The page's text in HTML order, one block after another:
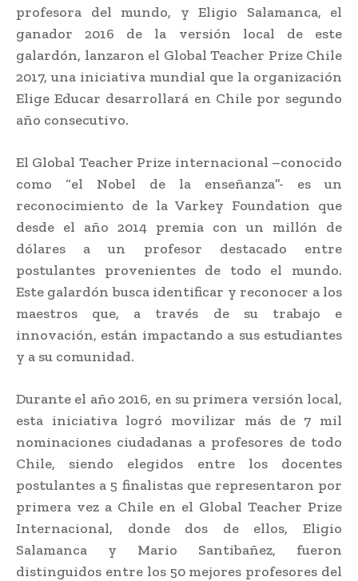
profesora del mundo, y Eligio Salamanca, el
ganador 2016 de la versión local de este
galardón, lanzaron el Global Teacher Prize Chile
2017, una iniciativa mundial que la organización
Elige Educar desarrollará en Chile por segundo
año consecutivo.
El Global Teacher Prize internacional –conocido
como “el Nobel de la enseñanza”- es un
reconocimiento de la Varkey Foundation que
desde el año 2014 premia con un millón de
dólares a un profesor destacado entre
postulantes provenientes de todo el mundo.
Este galardón busca identificar y reconocer a los
maestros que, a través de su trabajo e
innovación, están impactando a sus estudiantes
y a su comunidad.
Durante el año 2016, en su primera versión local,
esta iniciativa logró movilizar más de 7 mil
nominaciones ciudadanas a profesores de todo
Chile, siendo elegidos entre los docentes
postulantes a 5 finalistas que representaron por
primera vez a Chile en el Global Teacher Prize
Internacional, donde dos de ellos, Eligio
Salamanca y Mario Santibañez, fueron
distinguidos entre los 50 mejores profesores del